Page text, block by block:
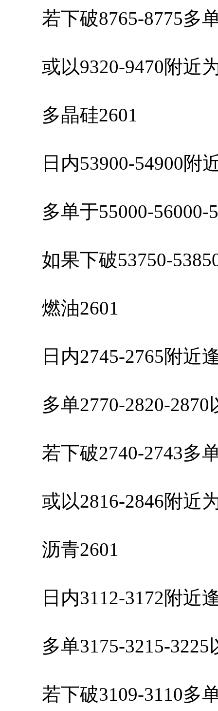
若下破8765-8775多
或以9320-9470附近
多晶硅2601
日内53900-54900附
多单于55000-56000-
如果下破53750-
燃油2601
日内2745-2765附近
多单2770-2820-2870
若下破2740-2743多
或以2816-2846附近
沥青2601
日内3112-3172附近
多单3175-3215-3225
若下破3109-3110多